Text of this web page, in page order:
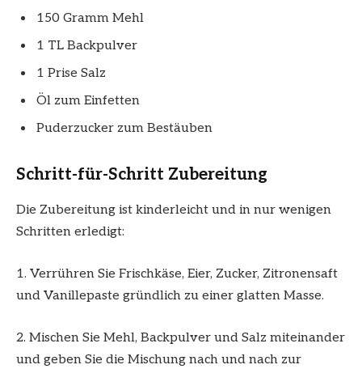
150 Gramm Mehl
1 TL Backpulver
1 Prise Salz
Öl zum Einfetten
Puderzucker zum Bestäuben
Schritt-für-Schritt Zubereitung
Die Zubereitung ist kinderleicht und in nur wenigen
Schritten erledigt:
1. Verrühren Sie Frischkäse, Eier, Zucker, Zitronensaft
und Vanillepaste gründlich zu einer glatten Masse.
2. Mischen Sie Mehl, Backpulver und Salz miteinander
und geben Sie die Mischung nach und nach zur